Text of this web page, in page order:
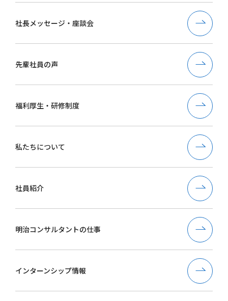
社長メッセージ・座談会
先輩社員の声
福利厚生・研修制度
私たちについて
社員紹介
明治コンサルタントの仕事
インターンシップ情報